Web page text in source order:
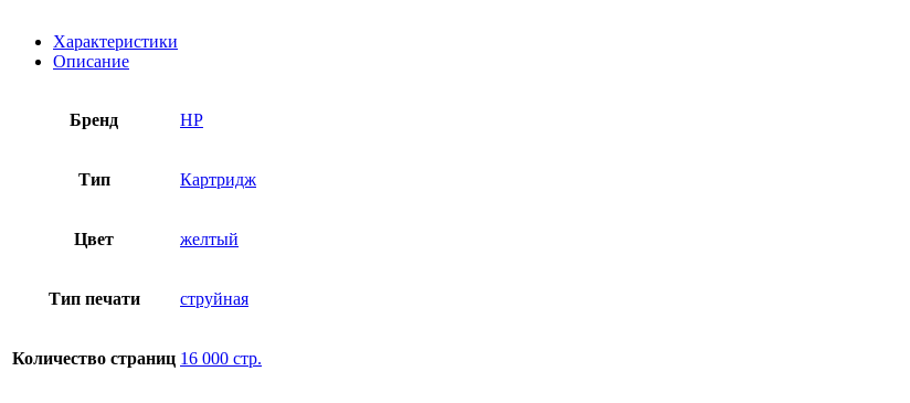
Характеристики
Описание
Бренд HP
Тип Картридж
Цвет желтый
Тип печати струйная
Количество страниц 16 000 стр.